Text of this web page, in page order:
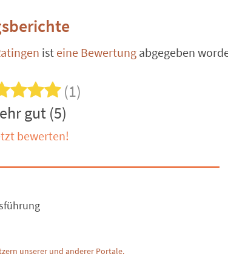
ist eine Bewertung abgegeben
(1)
gut (5)
bewerten!
unserer und anderer Portale.